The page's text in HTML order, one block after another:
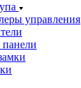
управления